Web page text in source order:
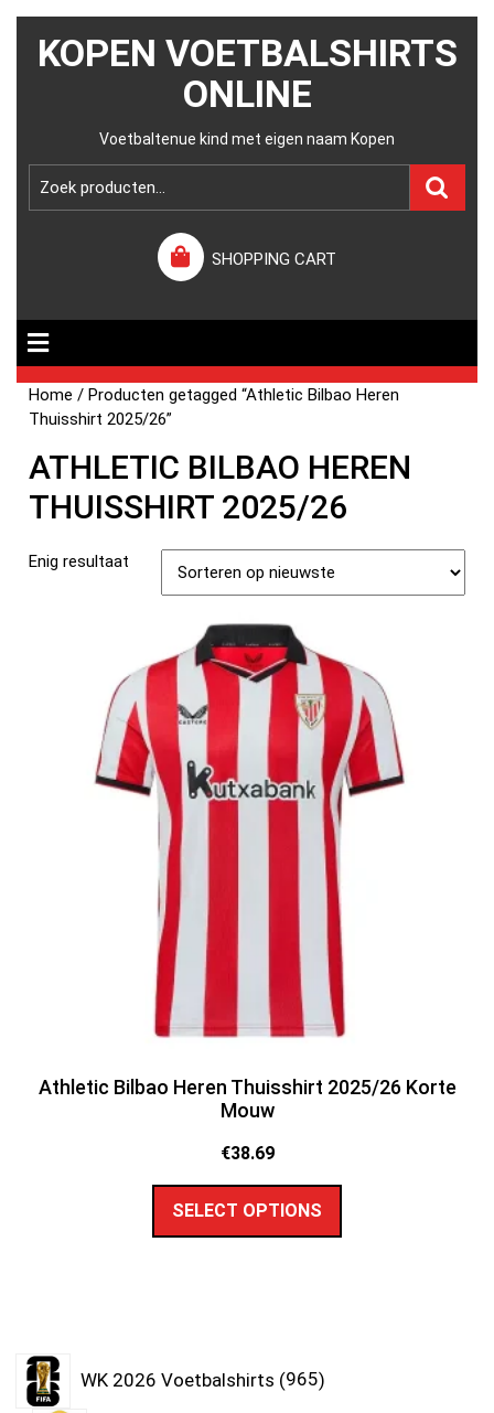
KOPEN VOETBALSHIRTS
ONLINE
Voetbaltenue kind met eigen naam Kopen
SHOPPING CART
Home / Producten getagged “Athletic Bilbao Heren
Thuisshirt 2025/26”
ATHLETIC BILBAO HEREN
THUISSHIRT 2025/26
Enig resultaat
Athletic Bilbao Heren Thuisshirt 2025/26 Korte
Mouw
€38.69
SELECT OPTIONS
WK 2026 Voetbalshirts 965